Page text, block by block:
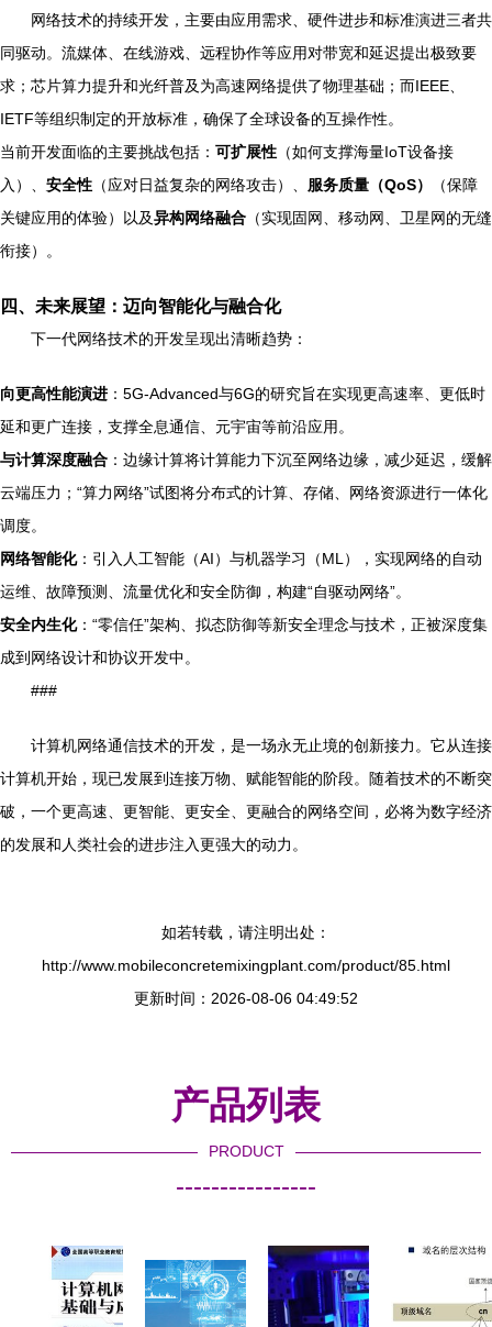
网络技术的持续开发，主要由应用需求、硬件进步和标准演进三者共
同驱动。流媒体、在线游戏、远程协作等应用对带宽和延迟提出极致要
求；芯片算力提升和光纤普及为高速网络提供了物理基础；而IEEE、
IETF等组织制定的开放标准，确保了全球设备的互操作性。
当前开发面临的主要挑战包括： 可扩展性 （如何支撑海量IoT设备接
入）、 安全性 （应对日益复杂的网络攻击）、 服务质量（QoS）
（保障
关键应用的体验）以及异构网络融合 （实现固网、移动网、卫星网的无缝
衔接）。
四、未来展望：迈向智能化与融合化
下一代网络技术的开发呈现出清晰趋势：
向更高性能演进 ：5G-Advanced与6G的研究旨在实现更高速率、更低时
延和更广连接，支撑全息通信、元宇宙等前沿应用。
与计算深度融合 ：边缘计算将计算能力下沉至网络边缘，减少延迟，缓解
云端压力；“算力网络”试图将分布式的计算、存储、网络资源进行一体化
调度。
网络智能化：引入人工智能（AI）与机器学习（ML），实现网络的自动
运维、故障预测、流量优化和安全防御，构建“自驱动网络”。
安全内生化：“零信任”架构、拟态防御等新安全理念与技术，正被深度集
成到网络设计和协议开发中。
###
计算机网络通信技术的开发，是一场永无止境的创新接力。它从连接
计算机开始，现已发展到连接万物、赋能智能的阶段。随着技术的不断突
破，一个更高速、更智能、更安全、更融合的网络空间，必将为数字经济
的发展和人类社会的进步注入更强大的动力。
如若转载，请注明出处：
http://www.mobileconcretemixingplant.com/product/85.html
更新时间：2026-08-06 04:49:52
产品列表
PRODUCT
----------------